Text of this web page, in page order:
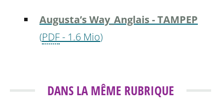
Augusta’s Way_Anglais - TAMPEP
(PDF- 1.6 Mio)
DANS LA MÊME RUBRIQUE